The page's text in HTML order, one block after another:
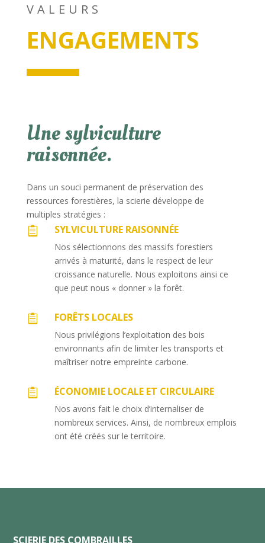
VALEURS
ENGAGEMENTS
Une sylviculture
raisonnée.
Dans un souci permanent de préservation des
ressources forestières, la scierie développe de
multiples stratégies :
 SYLVICULTURE RAISONNÉE
Nos sélectionnons des massifs forestiers
arrivés à maturité, dans le respect de leur
croissance naturelle. Nous exploitons ainsi ce
que peut nous « donner » la forêt.
 FORÊTS LOCALES
Nous privilégions l’exploitation des bois
environnants afin de limiter les transports et
maîtriser notre empreinte carbone.
 ÉCONOMIE LOCALE ET CIRCULAIRE
Nos avons fait le choix d’internaliser de
nombreux services. Ainsi, de nombreux emplois
ont été créés sur le territoire.
SCIERIE DES COMBRAILLES